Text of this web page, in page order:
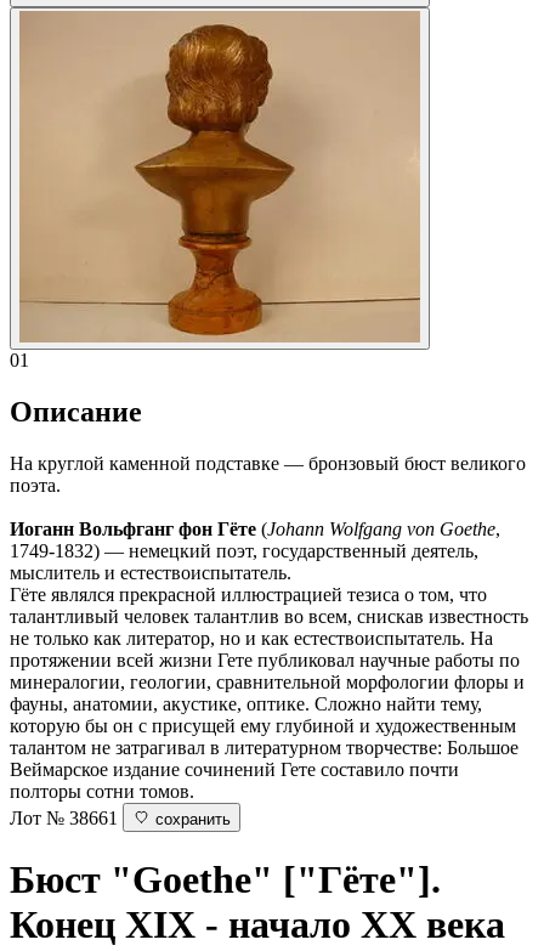
01
Описание
На круглой каменной подставке — бронзовый бюст великого
поэта.
Иоганн Вольфганг фон Гёте (Johann Wolfgang von Goethe,
1749-1832) — немецкий поэт, государственный деятель,
мыслитель и естествоиспытатель.
Гёте являлся прекрасной иллюстрацией тезиса о том, что
талантливый человек талантлив во всем, снискав известность
не только как литератор, но и как естествоиспытатель. На
протяжении всей жизни Гете публиковал научные работы по
минералогии, геологии, сравнительной морфологии флоры и
фауны, анатомии, акустике, оптике. Сложно найти тему,
которую бы он с присущей ему глубиной и художественным
талантом не затрагивал в литературном творчестве: Большое
Веймарское издание сочинений Гете составило почти
полторы сотни томов.
Лот № 38661
сохранить
Бюст "Goethe" ["Гёте"].
Конец XIX - начало ХХ века